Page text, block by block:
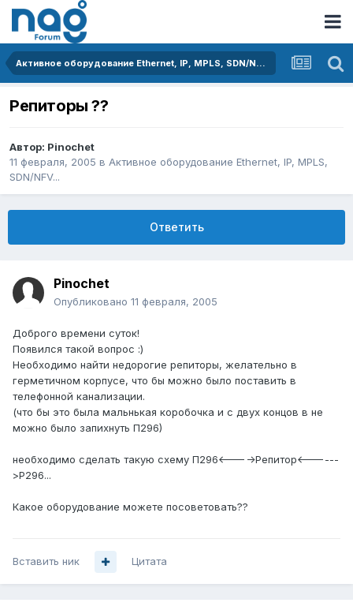
Активное оборудование Ethernet, IP, MPLS, SDN/NFV...
Репиторы ??
Автор: Pinochet
11 февраля, 2005 в Активное оборудование Ethernet, IP, MPLS,
SDN/NFV...
Ответить
Pinochet
Опубликовано 11 февраля, 2005
Доброго времени суток!
Появился такой вопрос :)
Необходимо найти недорогие репиторы, желательно в
герметичном корпусе, что бы можно было поставить в
телефонной канализации.
(что бы это была мальнькая коробочка и с двух концов в не
можно было запихнуть П296)
необходимо сделать такую схему П296<---->Репитор<------
>Р296...
Какое оборудование можете посоветовать??
Вставить ник Цитата